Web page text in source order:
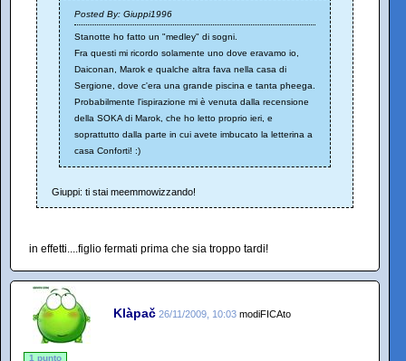
Posted By: Giuppi1996
Stanotte ho fatto un "medley" di sogni.
Fra questi mi ricordo solamente uno dove eravamo io,
Daiconan, Marok e qualche altra fava nella casa di
Sergione, dove c'era una grande piscina e tanta pheega.
Probabilmente l'ispirazione mi è venuta dalla recensione
della SOKA di Marok, che ho letto proprio ieri, e
soprattutto dalla parte in cui avete imbucato la letterina a
casa Conforti! :)
Giuppi: ti stai meemmowizzando!
in effetti....figlio fermati prima che sia troppo tardi!
Klàpač 26/11/2009, 10:03 modiFICAto
1 punto